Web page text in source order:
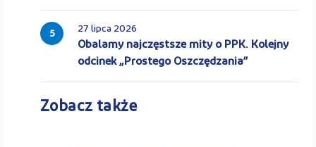
5 27 lipca 2026
Obalamy najczęstsze mity o PPK. Kolejny
odcinek „Prostego Oszczędzania”
Zobacz także